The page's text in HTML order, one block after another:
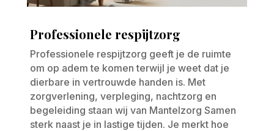
Professionele respijtzorg
Professionele respijtzorg geeft je de ruimte
om op adem te komen terwijl je weet dat je
dierbare in vertrouwde handen is. Met
zorgverlening, verpleging, nachtzorg en
begeleiding staan wij van Mantelzorg Samen
sterk naast je in lastige tijden. Je merkt hoe